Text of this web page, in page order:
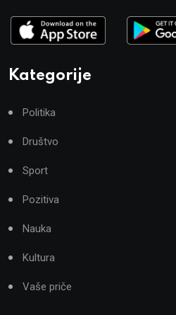
Kategorije
Politika
Društvo
Sport
Pozitiva
Nauka
Kultura
Vaše priče